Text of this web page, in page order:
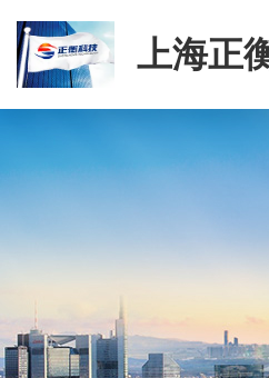
上海正